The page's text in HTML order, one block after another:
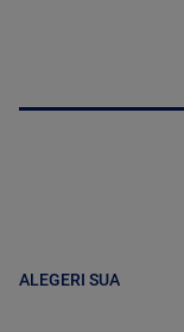
ALEGERI SUA